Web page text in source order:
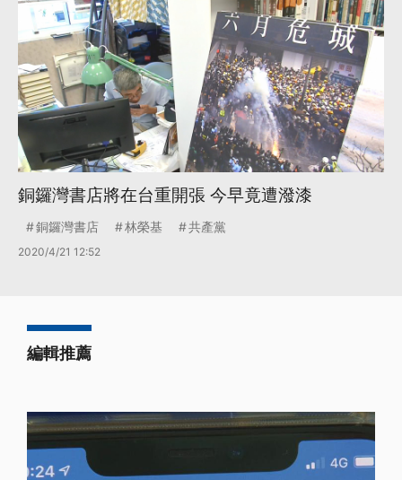
銅鑼灣書店將在台重開張 今早竟遭潑漆
銅鑼灣書店 林榮基 共產黨
2020/4/21 12:52
編輯推薦